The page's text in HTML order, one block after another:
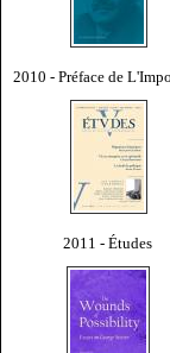
2010 - Préface de
2011 - Études